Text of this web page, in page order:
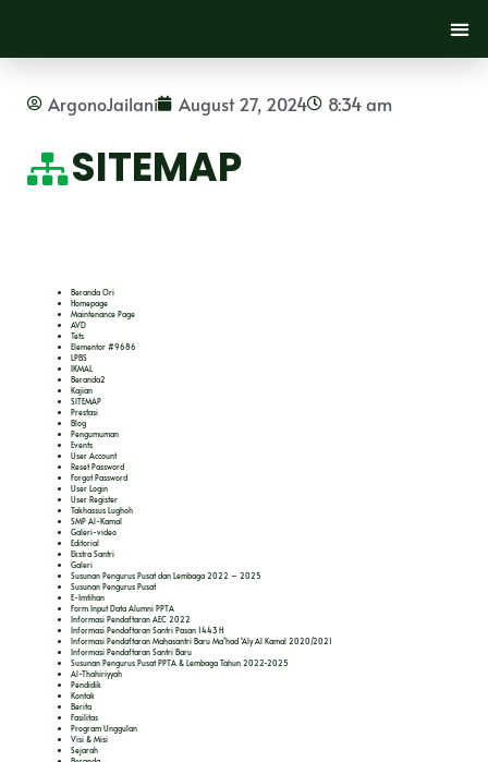
ArgonoJailani August 27, 2024 8:34 am
SITEMAP
Beranda Ori
Homepage
Maintenance Page
AVD
Tets
Elementor #9686
LPBS
IKMAL
Beranda2
Kajian
SITEMAP
Prestasi
Blog
Pengumuman
Events
User Account
Reset Password
Forgot Password
User Login
User Register
Takhassus Lughoh
SMP Al-Kamal
Galeri-video
Editorial
Ekstra Santri
Galeri
Susunan Pengurus Pusat dan Lembaga 2022 – 2025
Susunan Pengurus Pusat
E-Imtihan
Form Input Data Alumni PPTA
Informasi Pendaftaran AEC 2022
Informasi Pendaftaran Santri Pasan 1443 H
Informasi Pendaftaran Mahasantri Baru Ma’had ‘Aly Al Kamal 2020/2021
Informasi Pendaftaran Santri Baru
Susunan Pengurus Pusat PPTA & Lembaga Tahun 2022-2025
Al-Thahiriyyah
Pendidik
Kontak
Berita
Fasilitas
Program Unggulan
Visi & Misi
Sejarah